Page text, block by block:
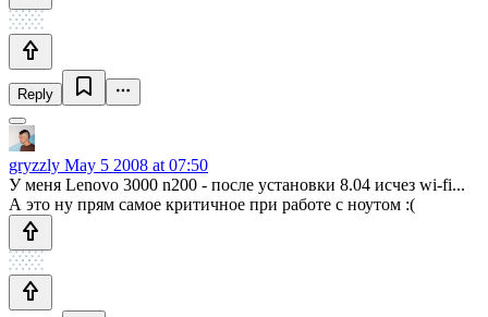
Reply
gryzzly May 5 2008 at 07:50
У меня Lenovo 3000 n200 - после установки 8.04 исчез wi-fi...
А это ну прям самое критичное при работе с ноутом :(